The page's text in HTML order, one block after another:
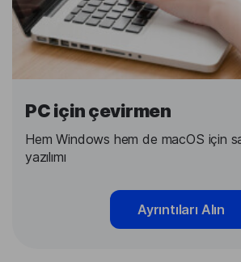
PC için çevirmen
Hem Windows hem de macOS için
yazılımı
Ayrıntıları Alın